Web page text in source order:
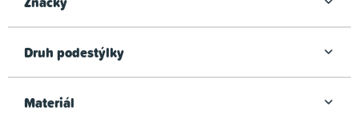
u
t
Druh podestýlky
Materiál